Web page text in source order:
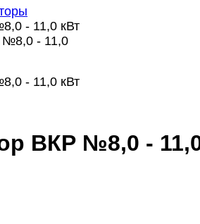
- 11,0 кВт
- 11,0 кВт
ВКР №8,0 -